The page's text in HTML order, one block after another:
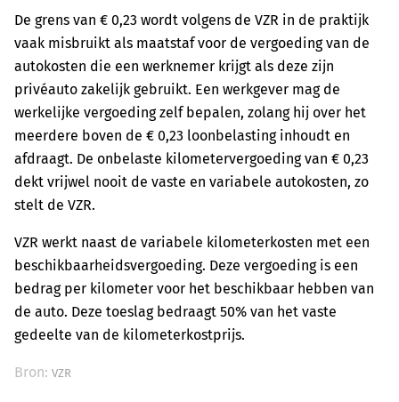
De grens van € 0,23 wordt volgens de VZR in de praktijk
vaak misbruikt als maatstaf voor de vergoeding van de
autokosten die een werknemer krijgt als deze zijn
privéauto zakelijk gebruikt. Een werkgever mag de
werkelijke vergoeding zelf bepalen, zolang hij over het
meerdere boven de € 0,23 loonbelasting inhoudt en
afdraagt. De onbelaste kilometervergoeding van € 0,23
dekt vrijwel nooit de vaste en variabele autokosten, zo
stelt de VZR.
VZR werkt naast de variabele kilometerkosten met een
beschikbaarheidsvergoeding. Deze vergoeding is een
bedrag per kilometer voor het beschikbaar hebben van
de auto. Deze toeslag bedraagt 50% van het vaste
gedeelte van de kilometerkostprijs.
Bron: VZR